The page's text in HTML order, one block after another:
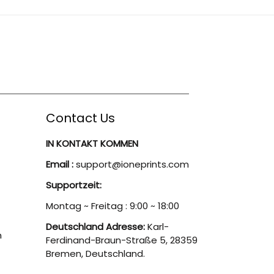
Contact Us
IN KONTAKT KOMMEN
Email :support@ioneprints.com
Supportzeit:
Montag ~ Freitag : 9:00 ~ 18:00
Deutschland Adresse:Karl-
Ferdinand-Braun-Straße 5, 28359
Bremen, Deutschland.